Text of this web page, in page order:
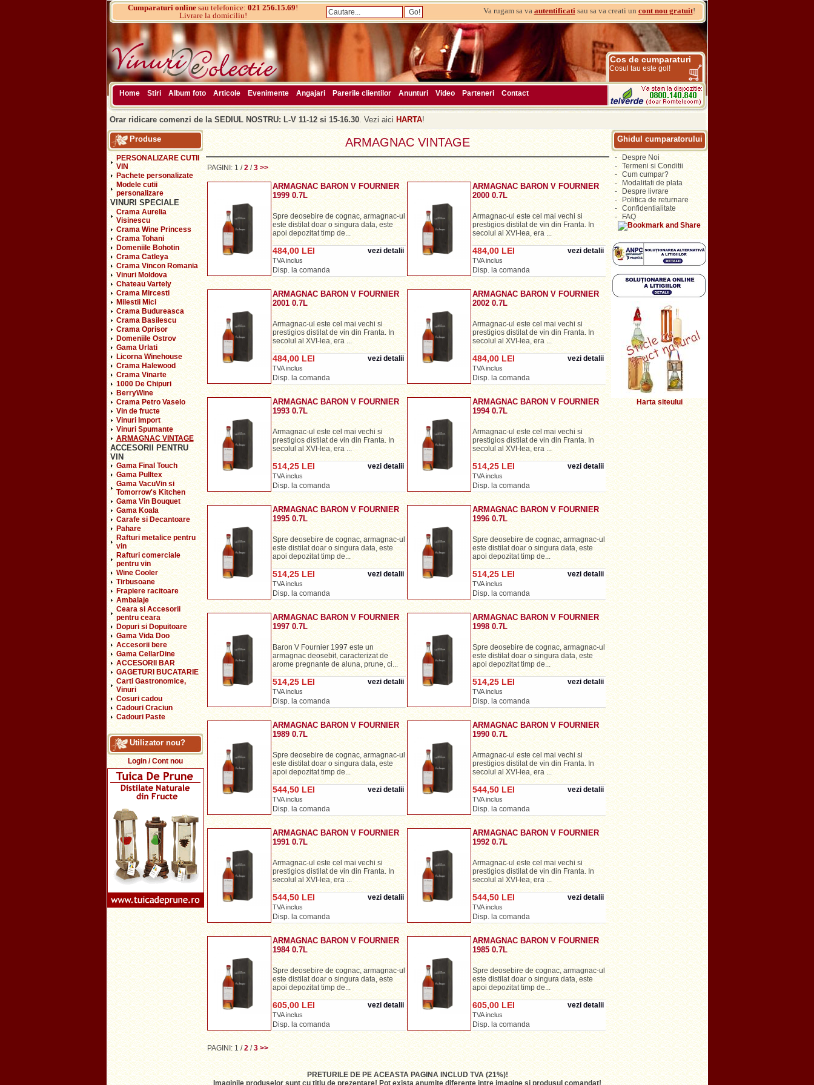
Cumparaturi online sau telefonice: 021 256.15.69!
Livrare la domiciliu!
Va rugam sa va autentificatisau sa va creati un cont nou gratuit!
Cos de cumparaturi
Cosul tau este gol!
Home Stiri Album foto Articole Evenimente Angajari Parerile clientilor Anunturi Video Parteneri Contact
Orar ridicare comenzi de la SEDIUL NOSTRU: L-V 11-12 si 15-16.30. Vezi aici HARTA!
Produse
PERSONALIZARE CUTII
VIN
Pachete personalizate
Modele cutii
personalizare
VINURI SPECIALE
Crama Aurelia
Visinescu
Crama Wine Princess
Crama Tohani
Domeniile Bohotin
Crama Catleya
Crama Vincon Romania
Vinuri Moldova
Chateau Vartely
Crama Mircesti
Milestii Mici
Crama Budureasca
Crama Basilescu
Crama Oprisor
Domeniile Ostrov
Gama Urlati
Licorna Winehouse
Crama Halewood
Crama Vinarte
1000 De Chipuri
BerryWine
Crama Petro Vaselo
Vin de fructe
Vinuri Import
Vinuri Spumante
ARMAGNAC VINTAGE
ACCESORII PENTRU
VIN
Gama Final Touch
Gama Pulltex
Gama VacuVin si
Tomorrow's Kitchen
Gama Vin Bouquet
Gama Koala
Carafe si Decantoare
Pahare
Rafturi metalice pentru
vin
Rafturi comerciale
pentru vin
Wine Cooler
Tirbusoane
Frapiere racitoare
Ambalaje
Ceara si Accesorii
pentru ceara
Dopuri si Dopuitoare
Gama Vida Doo
Accesorii bere
Gama CellarDine
ACCESORII BAR
GAGETURI BUCATARIE
Carti Gastronomice,
Vinuri
Cosuri cadou
Cadouri Craciun
Cadouri Paste
Utilizator nou?
Login / Cont nou
ARMAGNAC VINTAGE
PAGINI:1/2/3 >>
ARMAGNAC BARON V FOURNIER
1999 0.7L
Spre deosebire de cognac, armagnac-ul
este distilat doar o singura data, este
apoi depozitat timp de...
484,00 LEI
TVA inclus
Disp. la comanda
vezi detalii
ARMAGNAC BARON V FOURNIER
2000 0.7L
Armagnac-ul este cel mai vechi si
prestigios distilat de vin din Franta. In
secolul al XVI-lea, era ...
484,00 LEI
TVA inclus
Disp. la comanda
vezi detalii
ARMAGNAC BARON V FOURNIER
2001 0.7L
Armagnac-ul este cel mai vechi si
prestigios distilat de vin din Franta. In
secolul al XVI-lea, era ...
484,00 LEI
TVA inclus
Disp. la comanda
vezi detalii
ARMAGNAC BARON V FOURNIER
2002 0.7L
Armagnac-ul este cel mai vechi si
prestigios distilat de vin din Franta. In
secolul al XVI-lea, era ...
484,00 LEI
TVA inclus
Disp. la comanda
vezi detalii
ARMAGNAC BARON V FOURNIER
1993 0.7L
Armagnac-ul este cel mai vechi si
prestigios distilat de vin din Franta. In
secolul al XVI-lea, era ...
514,25 LEI
TVA inclus
Disp. la comanda
vezi detalii
ARMAGNAC BARON V FOURNIER
1994 0.7L
Armagnac-ul este cel mai vechi si
prestigios distilat de vin din Franta. In
secolul al XVI-lea, era ...
514,25 LEI
TVA inclus
Disp. la comanda
vezi detalii
ARMAGNAC BARON V FOURNIER
1995 0.7L
Spre deosebire de cognac, armagnac-ul
este distilat doar o singura data, este
apoi depozitat timp de...
514,25 LEI
TVA inclus
Disp. la comanda
vezi detalii
ARMAGNAC BARON V FOURNIER
1996 0.7L
Spre deosebire de cognac, armagnac-ul
este distilat doar o singura data, este
apoi depozitat timp de...
514,25 LEI
TVA inclus
Disp. la comanda
vezi detalii
ARMAGNAC BARON V FOURNIER
1997 0.7L
Baron V Fournier 1997 este un
armagnac deosebit, caracterizat de
arome pregnante de aluna, prune, ci...
514,25 LEI
TVA inclus
Disp. la comanda
vezi detalii
ARMAGNAC BARON V FOURNIER
1998 0.7L
Spre deosebire de cognac, armagnac-ul
este distilat doar o singura data, este
apoi depozitat timp de...
514,25 LEI
TVA inclus
Disp. la comanda
vezi detalii
ARMAGNAC BARON V FOURNIER
1989 0.7L
Spre deosebire de cognac, armagnac-ul
este distilat doar o singura data, este
apoi depozitat timp de...
544,50 LEI
TVA inclus
Disp. la comanda
vezi detalii
ARMAGNAC BARON V FOURNIER
1990 0.7L
Armagnac-ul este cel mai vechi si
prestigios distilat de vin din Franta. In
secolul al XVI-lea, era ...
544,50 LEI
TVA inclus
Disp. la comanda
vezi detalii
ARMAGNAC BARON V FOURNIER
1991 0.7L
Armagnac-ul este cel mai vechi si
prestigios distilat de vin din Franta. In
secolul al XVI-lea, era ...
544,50 LEI
TVA inclus
Disp. la comanda
vezi detalii
ARMAGNAC BARON V FOURNIER
1992 0.7L
Armagnac-ul este cel mai vechi si
prestigios distilat de vin din Franta. In
secolul al XVI-lea, era ...
544,50 LEI
TVA inclus
Disp. la comanda
vezi detalii
ARMAGNAC BARON V FOURNIER
1984 0.7L
Spre deosebire de cognac, armagnac-ul
este distilat doar o singura data, este
apoi depozitat timp de...
605,00 LEI
TVA inclus
Disp. la comanda
vezi detalii
ARMAGNAC BARON V FOURNIER
1985 0.7L
Spre deosebire de cognac, armagnac-ul
este distilat doar o singura data, este
apoi depozitat timp de...
605,00 LEI
TVA inclus
Disp. la comanda
vezi detalii
PAGINI:1/2/3 >>
PRETURILE DE PE ACEASTA PAGINA INCLUD TVA (21%)!
Imaginile produselor sunt cu titlu de prezentare! Pot exista anumite diferente intre imagine si produsul comandat!
Ghidul cumparatorului
- Despre Noi
- Termeni si Conditii
- Cum cumpar?
- Modalitati de plata
- Despre livrare
- Politica de returnare
- Confidentialitate
- FAQ
Harta siteului